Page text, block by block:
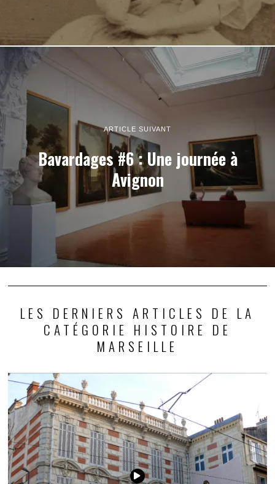
ARTICLE SUIVANT
Bavardages #6 : Une journée à
Avignon
LES DERNIERS ARTICLES DE LA
CATÉGORIE HISTOIRE DE
MARSEILLE